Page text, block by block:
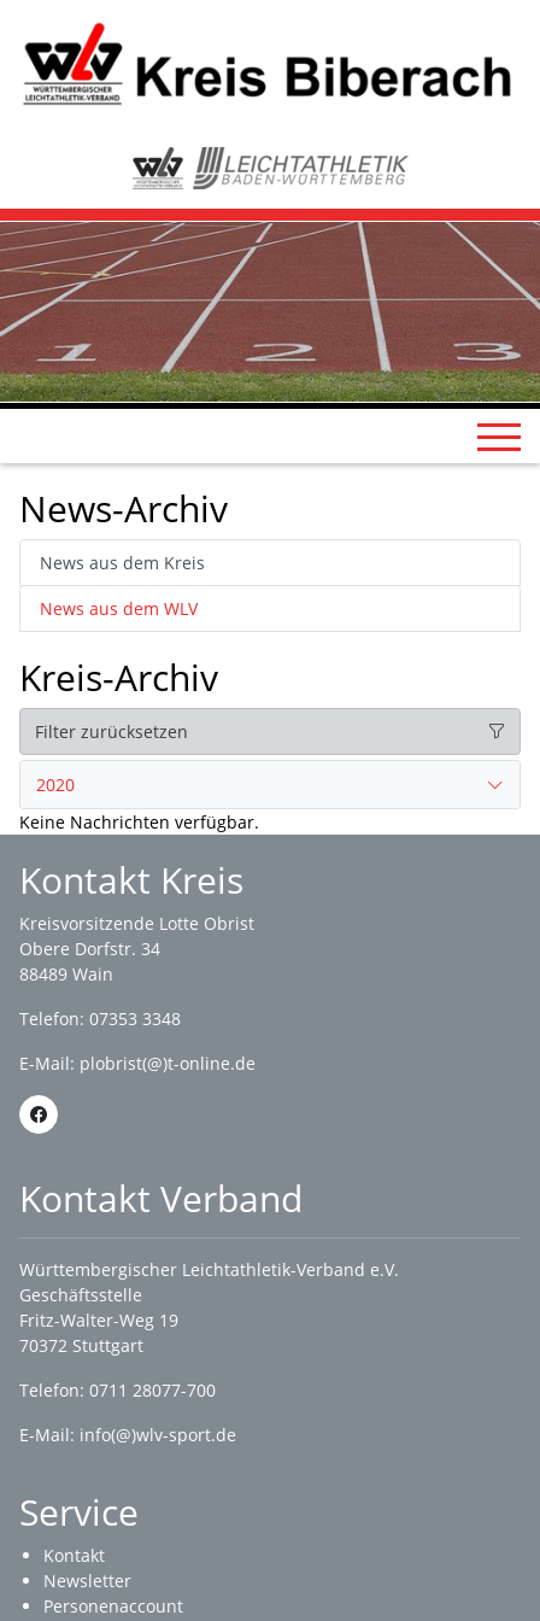
News-Archiv
News aus dem Kreis
News aus dem WLV
Kreis-Archiv
Filter zurücksetzen
2020
Keine Nachrichten verfügbar.
Kontakt Kreis
Kreisvorsitzende Lotte Obrist
Obere Dorfstr. 34
88489 Wain
Telefon: 07353 3348
E-Mail: plobrist(@)t-online.de
Kontakt Verband
Württembergischer Leichtathletik-Verband e.V.
Geschäftsstelle
Fritz-Walter-Weg 19
70372 Stuttgart
Telefon: 0711 28077-700
E-Mail: info(@)wlv-sport.de
Service
Kontakt
Newsletter
Personenaccount